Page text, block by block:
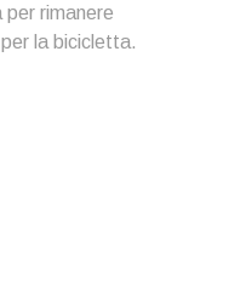
rimanere
la bicicletta.